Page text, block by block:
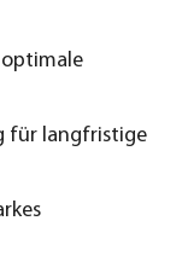
optimale
für langfristige